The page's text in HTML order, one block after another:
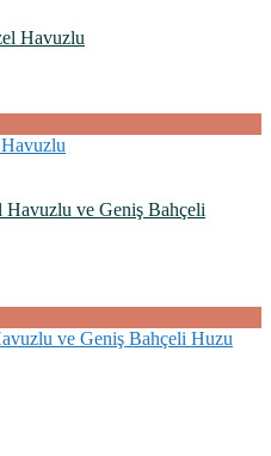
ve Geniş Bahçeli Huzu